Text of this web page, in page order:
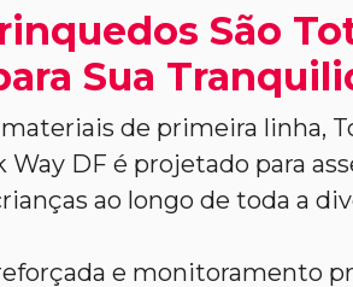
São
Sua
de primeira linha,
Way DF é projetado para
ao longo de toda a
e monitoramento